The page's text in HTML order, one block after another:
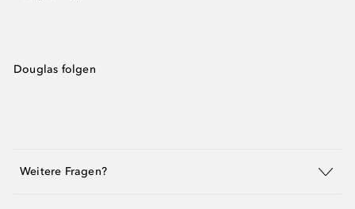
Douglas folgen
Weitere Fragen?